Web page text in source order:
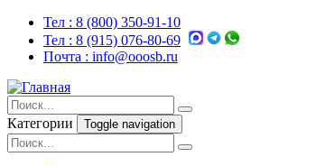
Тел : 8 (800) 350-91-10
Тел : 8 (915) 076-80-69
Почта : info@ooosb.ru
Категории Toggle navigation